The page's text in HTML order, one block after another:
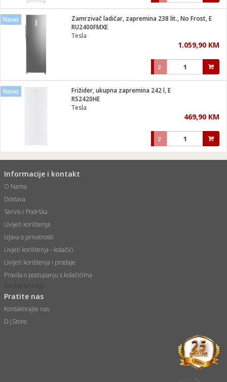
Novo
Zamrzivač ladičar, zapremina 238 lit., No Frost, E
RU2400FMXE
Tesla
1.059,90 KM
2
Novo
Frižider, ukupna zapremina 242 l, E
RS2420HE
Tesla
469,90 KM
2
Informacije i kontakt
O Nama
Dostava
Servis / Podrška
Uvijeti korištenja
Izjava o privatnosti
Uvjeti korištenja - kolačići
Uvijeti korištenja i prodaje
Pravila o postupanju s kolačićima
Cookie settings
Pratite nas
Kontaktirajte nas
D|Store